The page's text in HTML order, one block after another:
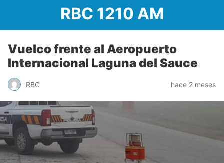
RBC 1210 AM
Vuelco frente al Aeropuerto
Internacional Laguna del Sauce
RBC hace 2 meses